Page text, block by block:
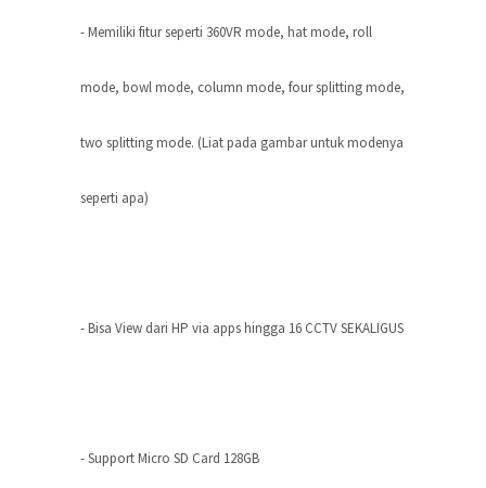
- Memiliki fitur seperti 360VR mode, hat mode, roll
mode, bowl mode, column mode, four splitting mode,
two splitting mode. (Liat pada gambar untuk modenya
seperti apa)
- Bisa View dari HP via apps hingga 16 CCTV SEKALIGUS
- Support Micro SD Card 128GB